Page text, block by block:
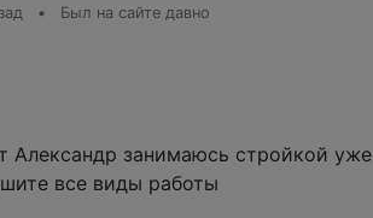
• Был на сайте давно
Александр занимаюсь стройкой уже
все виды работы